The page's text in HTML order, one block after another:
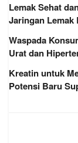
Lemak Sehat
Jaringan Lemak
Waspada
Urat dan
Kreatin untuk
Potensi Baru